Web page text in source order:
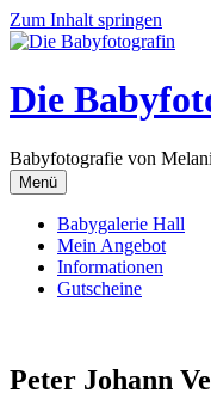
Zum Inhalt springen
Die
Babyfotografie von
Menü
Babygalerie Hall
Mein Angebot
Informationen
Gutscheine
Peter Johann